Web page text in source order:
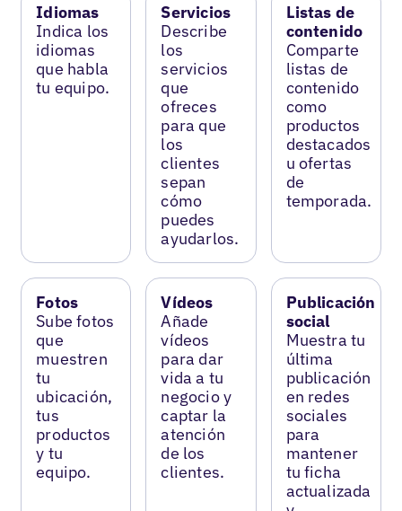
Idiomas
Indica los
idiomas
que habla
tu equipo.
Servicios
Describe
los
servicios
que
ofreces
para que
los
clientes
sepan
cómo
puedes
ayudarlos.
Listas de
contenido
Comparte
listas de
contenido
como
productos
destacados
u ofertas
de
temporada.
Fotos
Sube fotos
que
muestren
tu
ubicación,
tus
productos
y tu
equipo.
Vídeos
Añade
vídeos
para dar
vida a tu
negocio y
captar la
atención
de los
clientes.
Publicación
social
Muestra tu
última
publicación
en redes
sociales
para
mantener
tu ficha
actualizada